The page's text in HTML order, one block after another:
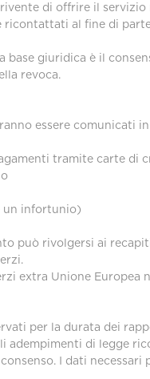
di offrire il
al fine di
giuridica è il
revoca.
essere comunicati
tramite carte di
un infortunio)
può rivolgersi ai
extra Unione Europea
per la durata dei
adempimenti di legge
I dati